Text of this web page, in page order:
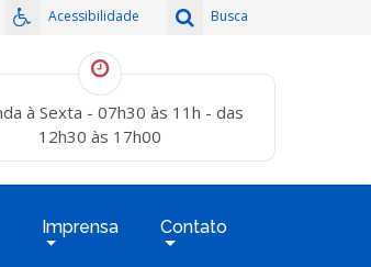
Busca
Acessibilidade
à Sexta - 07h30 às 11h - das
12h30 às 17h00
Imprensa Contato